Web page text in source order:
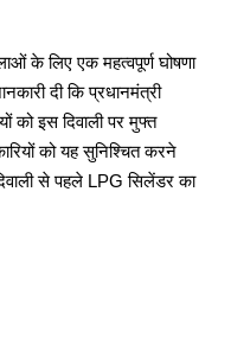
के लिए एक महत्वपूर्ण घोषणा
दी कि प्रधानमंत्री
को इस दिवाली पर मुफ्त
को यह सुनिश्चित करने
से पहले LPG सिलेंडर का